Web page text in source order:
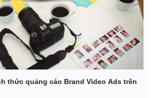
Quân sự - Quốc phòng
Vũ khí
Việt Nam
Phân tích
thức quảng cáo Brand Video Ads trên